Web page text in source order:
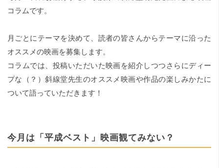
コラムです。
月ごとにテーマを決めて、読者の皆さんからテーマに沿った
オススメの映画を募集します。
コラムでは、投稿いただいた映画を紹介しつつさらにディー
プな（？）斜線堂先生のオススメ映画や作品の楽しみかたに
ついて語っていただきます！
今月は「平成ベスト」映画観てみない？